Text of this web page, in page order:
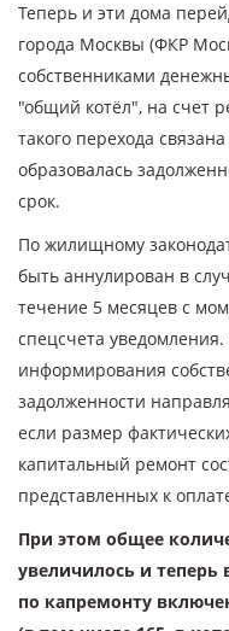
Теперь и эти дома
города Москвы (ФКР
собственниками
"общий котёл", на счет
такого перехода
образовалась
срок.
По жилищному
быть аннулирован в
течение 5 месяцев с
спецсчета
информирования
задолженности
если размер
капитальный ремонт
представленных к
При этом общее
увеличилось и теперь
по капремонту